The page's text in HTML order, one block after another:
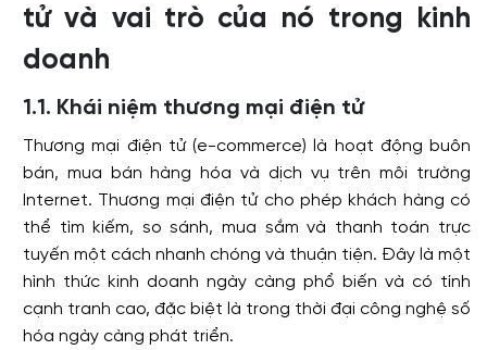
tử và vai trò của nó trong kinh
doanh
1.1. Khái niệm thương mại điện tử
Thương mại điện tử (e-commerce) là hoạt động buôn
bán, mua bán hàng hóa và dịch vụ trên môi trường
Internet. Thương mại điện tử cho phép khách hàng có
thể tìm kiếm, so sánh, mua sắm và thanh toán trực
tuyến một cách nhanh chóng và thuận tiện. Đây là một
hình thức kinh doanh ngày càng phổ biến và có tính
cạnh tranh cao, đặc biệt là trong thời đại công nghệ số
hóa ngày càng phát triển.